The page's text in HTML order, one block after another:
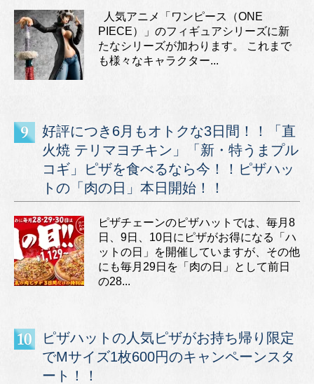
人気アニメ「ワンピース（ONE
PIECE）」のフィギュアシリーズに新
たなシリーズが加わります。 これまで
も様々なキャラクター...
好評につき6月もオトクな3日間！！「直
火焼 テリマヨチキン」「新・特うまプル
コギ」ピザを食べるなら今！！ピザハッ
トの「肉の日」本日開始！！
ピザチェーンのピザハットでは、毎月8
日、9日、10日にピザがお得になる「ハ
ットの日」を開催していますが、その他
にも毎月29日を「肉の日」として前日
の28...
ピザハットの人気ピザがお持ち帰り限定
でMサイズ1枚600円のキャンペーンスタ
ート！！